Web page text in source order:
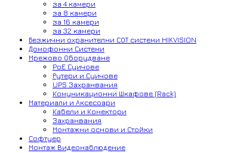
за 4 камери
за 8 камери
за 16 камери
за 32 камери
Безжични охранителни СОТ системи HIKVISION
Домофонни Системи
Мрежово Оборудване
PoE Суичове
Рутери и Суичове
UPS Захранвания
Комуникационни Шкафове (Rack)
Материали и Аксесоари
Кабели и Конектори
Захранвания
Монтажни основи и Стойки
Софтуер
Монтаж Видеонаблюдение